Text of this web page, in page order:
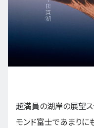
EN ZH
超満員の湖岸の展望ス
モンド富士であまりに